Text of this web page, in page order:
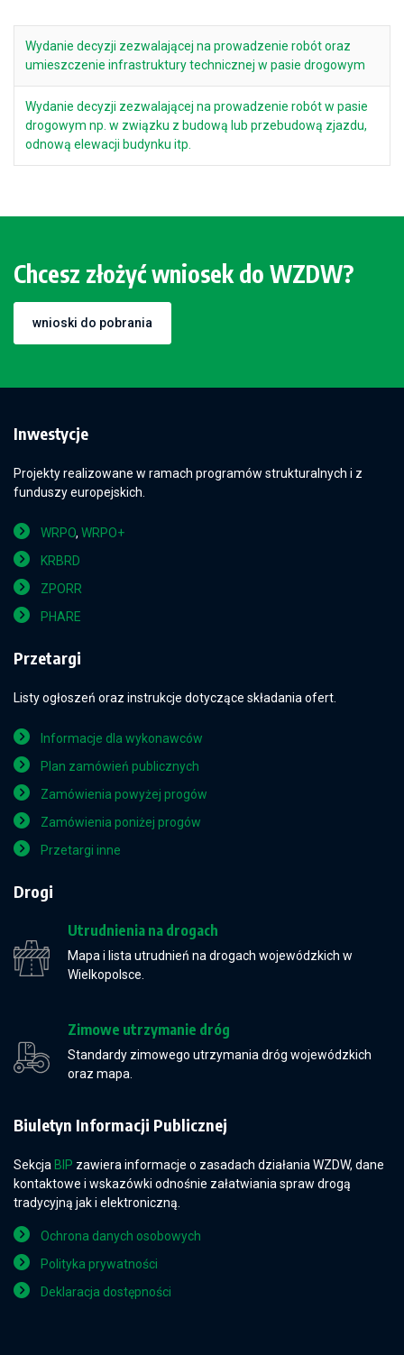
Wydanie decyzji zezwalającej na prowadzenie robót oraz
umieszczenie infrastruktury technicznej w pasie drogowym
Wydanie decyzji zezwalającej na prowadzenie robót w pasie
drogowym np. w związku z budową lub przebudową zjazdu,
odnową elewacji budynku itp.
Chcesz złożyć wniosek do WZDW?
wnioski do pobrania
Inwestycje
Projekty realizowane w ramach programów strukturalnych i z
funduszy europejskich.
WRPO, WRPO+
KRBRD
ZPORR
PHARE
Przetargi
Listy ogłoszeń oraz instrukcje dotyczące składania ofert.
Informacje dla wykonawców
Plan zamówień publicznych
Zamówienia powyżej progów
Zamówienia poniżej progów
Przetargi inne
Drogi
Utrudnienia na drogach
Mapa i lista utrudnień na drogach wojewódzkich w
Wielkopolsce.
Zimowe utrzymanie dróg
Standardy zimowego utrzymania dróg wojewódzkich
oraz mapa.
Biuletyn Informacji Publicznej
Sekcja BIP zawiera informacje o zasadach działania WZDW, dane
kontaktowe i wskazówki odnośnie załatwiania spraw drogą
tradycyjną jak i elektroniczną.
Ochrona danych osobowych
Polityka prywatności
Deklaracja dostępności